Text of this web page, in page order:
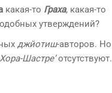
какая-то Граха, какая-то
утверждений?
джйотиш-авторов. Но
Шастре’отсутствуют.